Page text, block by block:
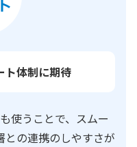
ト体制に期待
使うことで、スムー
との連携のしやすさが